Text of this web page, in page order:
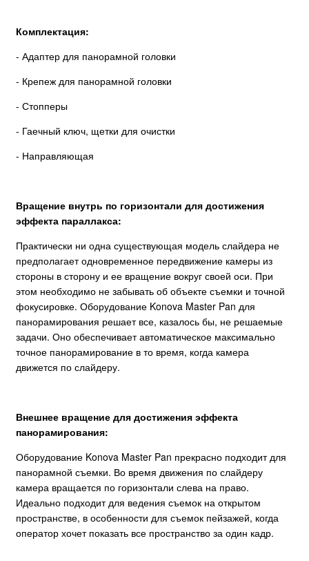
Комплектация:
- Адаптер для панорамной головки
- Крепеж для панорамной головки
- Стопперы
- Гаечный ключ, щетки для очистки
- Направляющая
Вращение внутрь по горизонтали для достижения
эффекта параллакса:
Практически ни одна существующая модель слайдера не
предполагает одновременное передвижение камеры из
стороны в сторону и ее вращение вокруг своей оси. При
этом необходимо не забывать об объекте съемки и точной
фокусировке. Оборудование Konova Master Pan для
панорамирования решает все, казалось бы, не решаемые
задачи. Оно обеспечивает автоматическое максимально
точное панорамирование в то время, когда камера
движется по слайдеру.
Внешнее вращение для достижения эффекта
панорамирования:
Оборудование Konova Master Pan прекрасно подходит для
панорамной съемки. Во время движения по слайдеру
камера вращается по горизонтали слева на право.
Идеально подходит для ведения съемок на открытом
пространстве, в особенности для съемок пейзажей, когда
оператор хочет показать все пространство за один кадр.